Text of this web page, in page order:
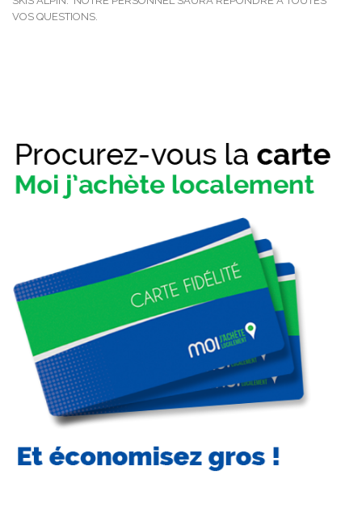
VOS QUESTIONS.